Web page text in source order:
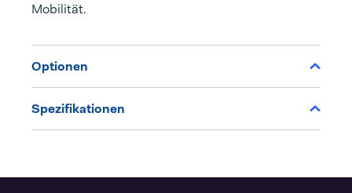
Mobilität.
Optionen
Spezifikationen